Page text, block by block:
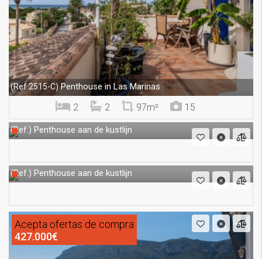
(Ref.2515-C)Penthouse in Las Marinas
2 2 97m² 15
(Ref.) Penthouse aan de kustlijn
(Ref.) Penthouse aan de kustlijn
Acepta ofertas de compra
427.000€